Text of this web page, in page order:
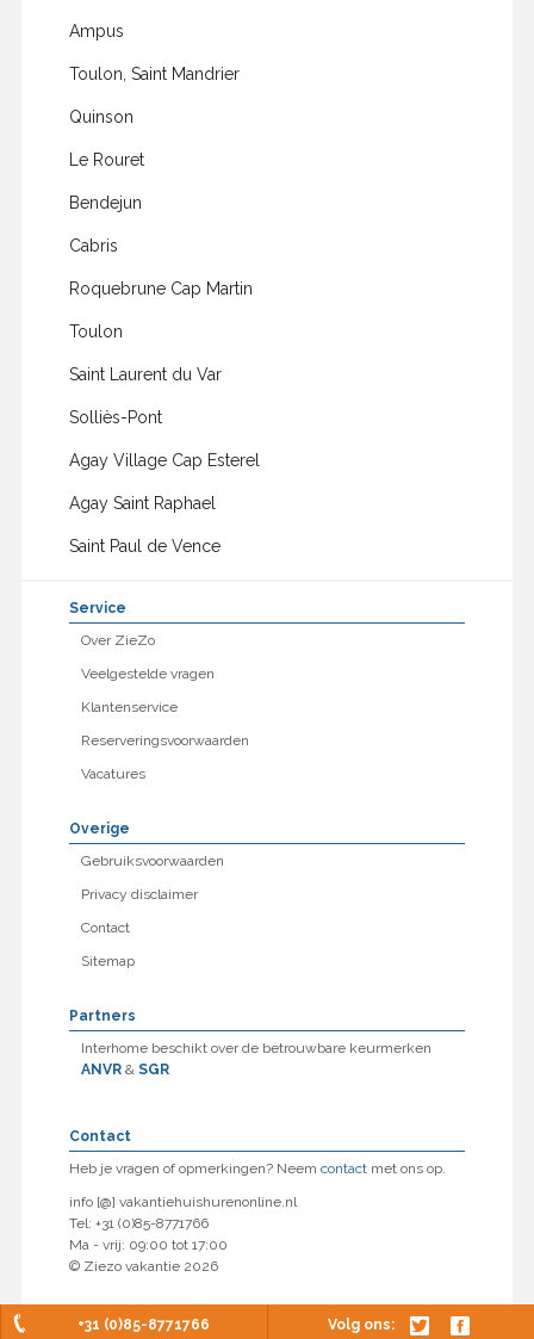
+31 (0)85-8771766 Volg ons:
Ampus
Toulon, Saint Mandrier
Quinson
Le Rouret
Bendejun
Cabris
Roquebrune Cap Martin
Toulon
Saint Laurent du Var
Solliès-Pont
Agay Village Cap Esterel
Agay Saint Raphael
Saint Paul de Vence
Service
Over ZieZo
Veelgestelde vragen
Klantenservice
Reserveringsvoorwaarden
Vacatures
Overige
Gebruiksvoorwaarden
Privacy disclaimer
Contact
Sitemap
Partners
Interhome beschikt over de betrouwbare keurmerken
ANVR& SGR
Contact
Heb je vragen of opmerkingen? Neem contactmet ons op.
info [@] vakantiehuishurenonline.nl
Tel: +31 (0)85-8771766
Ma - vrij: 09:00 tot 17:00
© Ziezo vakantie 2026